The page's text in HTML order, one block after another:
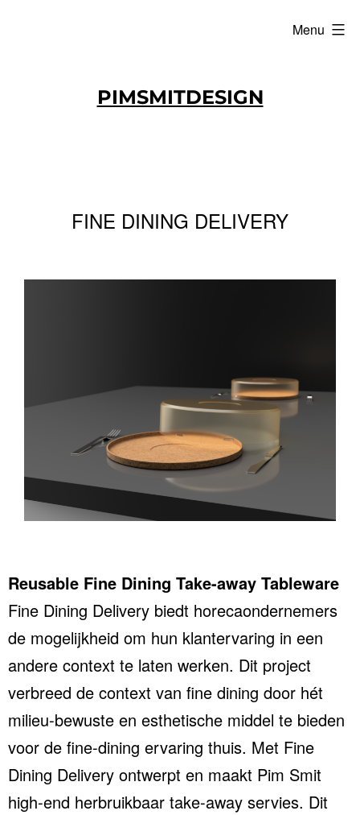
PIMSMITDESIGN
Menu
FINE DINING DELIVERY
Reusable Fine Dining Take-away Tableware
Fine Dining Delivery biedt horecaondernemers
de mogelijkheid om hun klantervaring in een
andere context te laten werken. Dit project
verbreed de context van fine dining door hét
milieu-bewuste en esthetische middel te bieden
voor de fine-dining ervaring thuis. Met Fine
Dining Delivery ontwerpt en maakt Pim Smit
high-end herbruikbaar take-away servies. Dit